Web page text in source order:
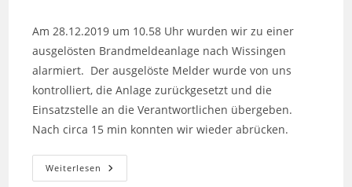
Am 28.12.2019 um 10.58 Uhr wurden wir zu einer
ausgelösten Brandmeldeanlage nach Wissingen
alarmiert. Der ausgelöste Melder wurde von uns
kontrolliert, die Anlage zurückgesetzt und die
Einsatzstelle an die Verantwortlichen übergeben.
Nach circa 15 min konnten wir wieder abrücken.
Weiterlesen Auslösung
Brandmeldeanlage